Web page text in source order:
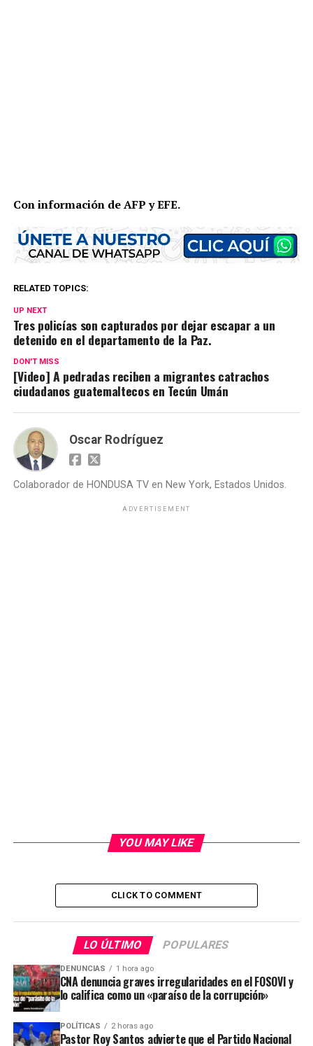
Con información de AFP y EFE.
RELATED TOPICS:
UP NEXT
Tres policías son capturados por dejar escapar a un
detenido en el departamento de la Paz.
DON'T MISS
[Video] A pedradas reciben a migrantes catrachos
ciudadanos guatemaltecos en Tecún Umán
Oscar Rodríguez
Colaborador de HONDUSA TV en New York, Estados Unidos.
ADVERTISEMENT
YOU MAY LIKE
CLICK TO COMMENT
LO ÚLTIMO POPULARES
DENUNCIAS 1 hora ago
CNA denuncia graves irregularidades en el FOSOVI y
lo califica como un «paraíso de la corrupción»
POLÍTICAS 2 horas ago
Pastor Roy Santos advierte que el Partido Nacional